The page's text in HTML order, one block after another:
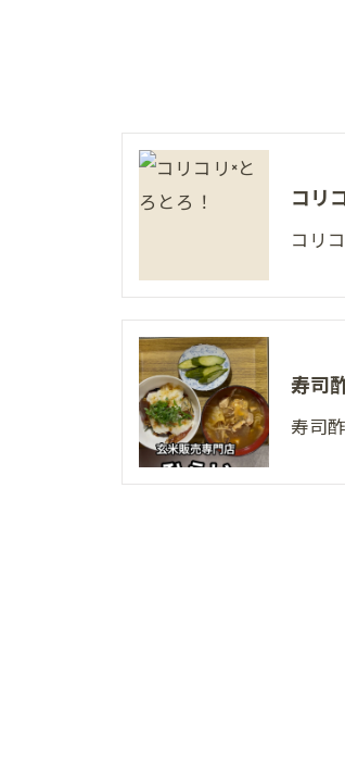
コリ
コリ
寿司
寿司